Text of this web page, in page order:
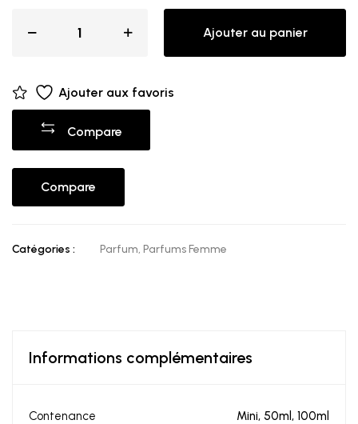
Ajouter au panier
Ajouter aux favoris
Compare
Compare
Catégories : Parfum, Parfums Femme
Informations complémentaires
Contenance Mini, 50ml, 100ml